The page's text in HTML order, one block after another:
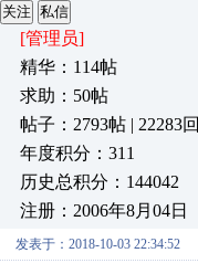
关注 私信
[管理员]
精华：114帖
求助：50帖
帖子：2793帖 | 22283回
年度积分：311
历史总积分：144042
注册：2006年8月04日
发表于：2018-10-03 22:34:52